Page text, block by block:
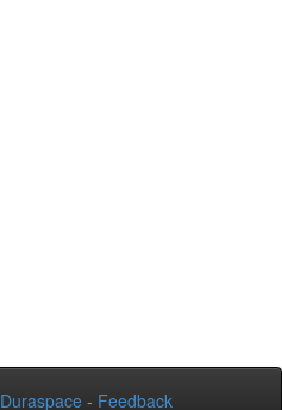
Duraspace - Feedback